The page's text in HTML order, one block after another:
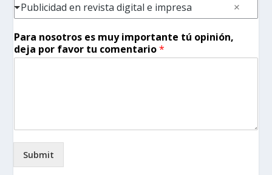
Publicidad en revista digital e impresa
Para nosotros es muy importante tú opinión,
deja por favor tu comentario*
Submit